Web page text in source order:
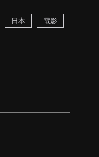
日本 電影